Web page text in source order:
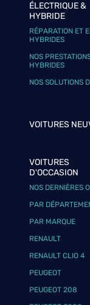
ÉLECTRIQUE &
HYBRIDE
RÉPARATION ET
HYBRIDES
NOS
HYBRIDES
NOS SOLUTIONS
VOITURES
VOITURES
D'OCCASION
NOS DERNIÈRES
PAR
PAR MARQUE
RENAULT
RENAULT CLIO 4
PEUGEOT
PEUGEOT 208